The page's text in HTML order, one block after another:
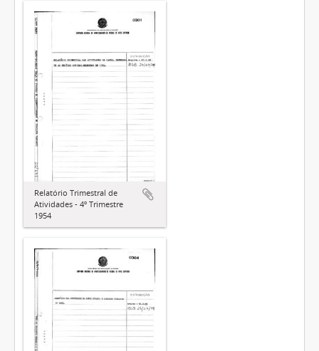
Relatório Trimestral de
Atividades - 4º Trimestre
1954